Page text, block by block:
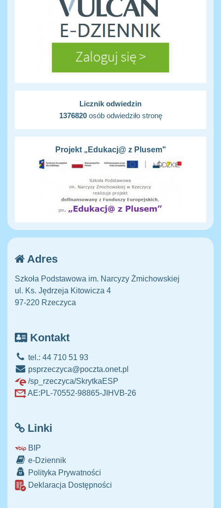
Licznik odwiedzin
1376820osób odwiedziło stronę
Projekt „Edukacj@ z Plusem"
Adres
Szkoła Podstawowa im. Narcyzy Żmichowskiej
ul. Ks. Jędrzeja Kitowicza 4
97-220 Rzeczyca
Kontakt
tel.: 44 710 51 93
psprzeczyca@poczta.onet.pl
/sp_rzeczyca/SkrytkaESP
AE:PL-70552-98865-JIHVB-26
Linki
BIP
e-Dziennik
Polityka Prywatności
Deklaracja Dostępności